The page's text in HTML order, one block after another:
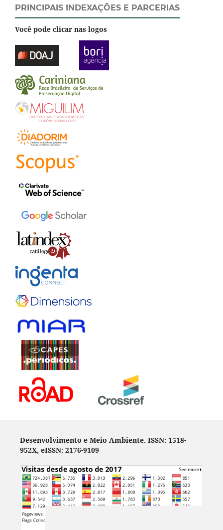
PRINCIPAIS INDEXAÇÕES E PARCERIAS
Você pode clicar nas logos
Desenvolvimento e Meio Ambiente. ISSN: 1518-
952X, eISSN: 2176-9109